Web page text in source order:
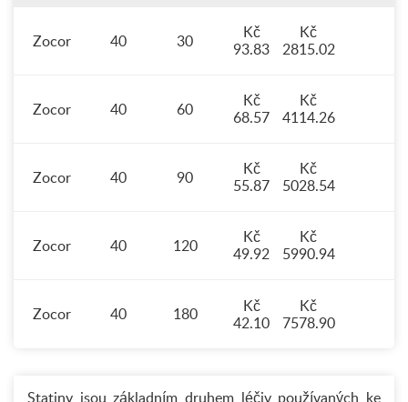
Zocor 40 30
Kč
93.83
Kč
2815.02
Zocor 40 60
Kč
68.57
Kč
4114.26
Zocor 40 90
Kč
55.87
Kč
5028.54
Zocor 40 120
Kč
49.92
Kč
5990.94
Zocor 40 180
Kč
42.10
Kč
7578.90
Statiny jsou základním druhem léčiv používaných ke